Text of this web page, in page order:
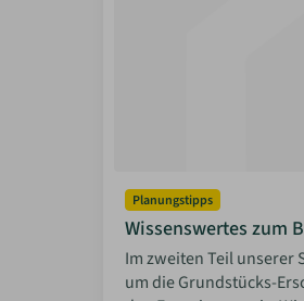
Planungstipps
Wissenswertes zum
Im zweiten Teil unserer
um die Grundstücks-